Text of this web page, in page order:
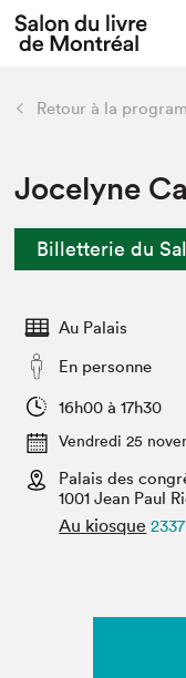
Espace
Espace
Espace médias
L'événement
Préparer sa
Actualités
SLM PRO
retour
Préparer sa
Salon dans la
Projets
Liens pratiques
Retour à la
Jocelyne
Billetterie du
Au Palais
En personne
16h00 à 17h30
Vendredi 25
Palais des
1001 Jean Paul
Au kiosque 2337